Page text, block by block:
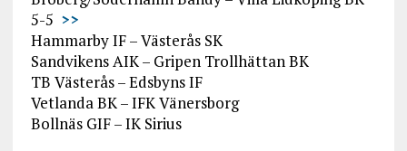
5-5 >>
Hammarby IF – Västerås SK
Sandvikens AIK – Gripen Trollhättan BK
TB Västerås – Edsbyns IF
Vetlanda BK – IFK Vänersborg
Bollnäs GIF – IK Sirius